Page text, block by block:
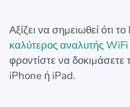
Αξίζει να σημειωθεί ότι
καλύτερος αναλυτής
φροντίστε να δοκιμάσετε
iPhone ή iPad.